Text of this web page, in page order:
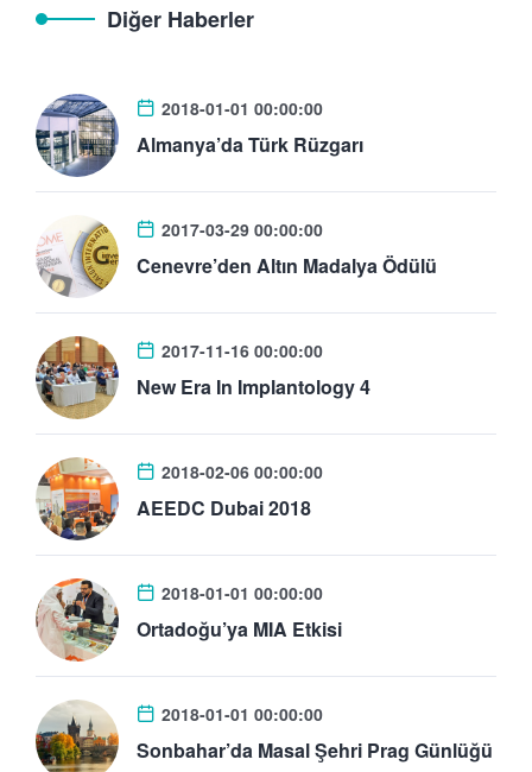
Diğer Haberler
2018-01-01 00:00:00
Almanya’da Türk Rüzgarı
2017-03-29 00:00:00
Cenevre’den Altın Madalya Ödülü
2017-11-16 00:00:00
New Era In Implantology 4
2018-02-06 00:00:00
AEEDC Dubai 2018
2018-01-01 00:00:00
Ortadoğu’ya MIA Etkisi
2018-01-01 00:00:00
Sonbahar’da Masal Şehri Prag Günlüğü